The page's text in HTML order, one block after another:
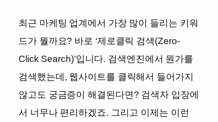
최근 마케팅 업계에서 가장 많이 들리는 키워
드가 뭘까요? 바로 ‘제로클릭 검색(Zero-
Click Search)’입니다. 검색엔진에서 뭔가를
검색했는데, 웹사이트를 클릭해서 들어가지
않고도 궁금증이 해결된다면? 검색자 입장에
서 너무나 편리하겠죠. 그리고 이제는 이런